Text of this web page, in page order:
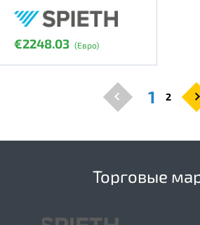
€2248.03 (Евро)
1 2
Торговые